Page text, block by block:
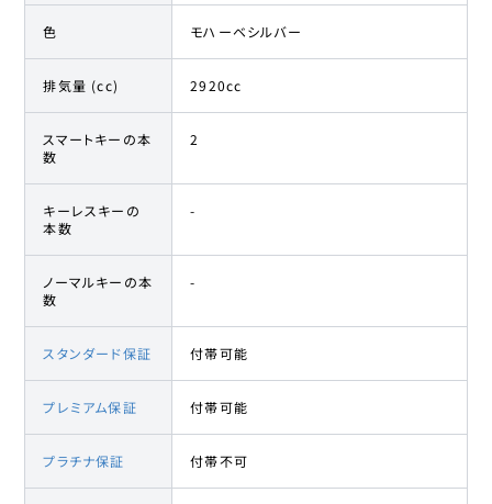
色 モハーベシルバー
排気量 (cc) 2920cc
スマートキーの本
数
2
キーレスキーの
本数
-
ノーマルキーの本
数
-
スタンダード保証 付帯可能
プレミアム保証 付帯可能
プラチナ保証 付帯不可